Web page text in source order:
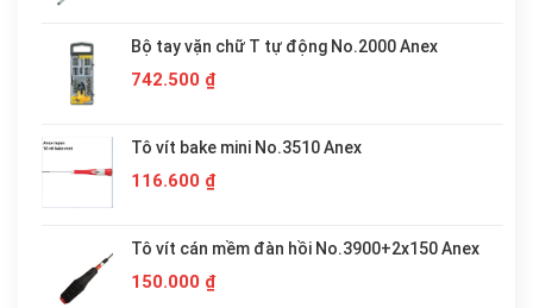
Bộ tay vặn chữ T tự động No.2000 Anex
742.500 ₫
Tô vít bake mini No.3510 Anex
116.600 ₫
Tô vít cán mềm đàn hồi No.3900+2x150 Anex
150.000 ₫